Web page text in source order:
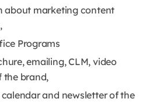
about marketing content
Programs
emailing, CLM, video
the brand,
and newsletter of the